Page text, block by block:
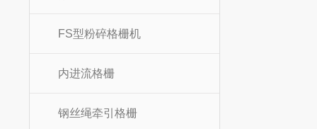
FS型粉碎格栅机
内进流格栅
钢丝绳牵引格栅